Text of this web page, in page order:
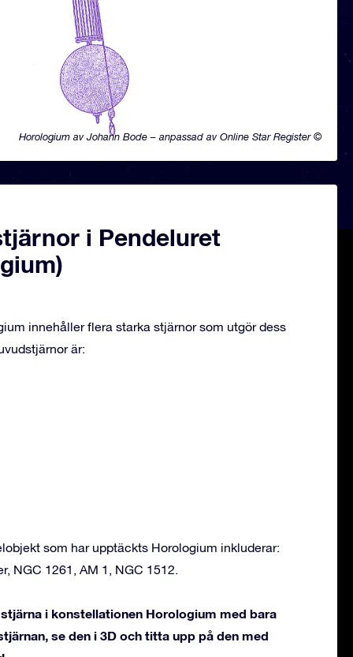
Horologium av Johann Bode – anpassad av Online Star Register ©
i Pendeluret
innehåller flera starka stjärnor som utgör dess
är:
som har upptäckts Horologium inkluderar:
NGC 1261, AM 1, NGC 1512.
i konstellationen Horologium med bara
se den i 3D och titta upp på den med